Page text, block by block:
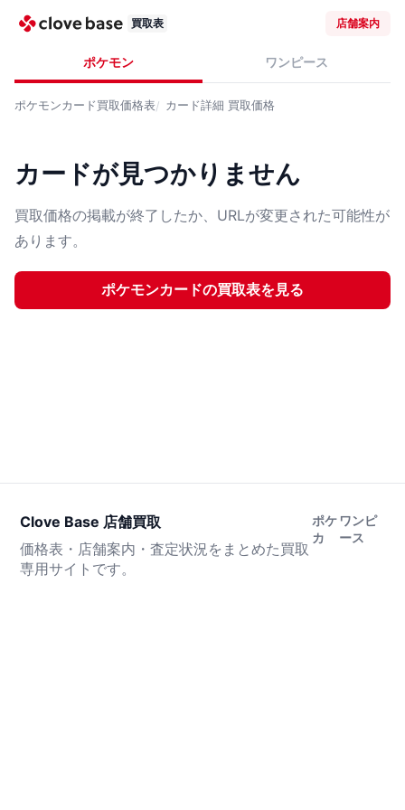
買取表 店舗案内
ポケモン ワンピース
ポケモンカード買取価格表 カード詳細 買取価格
カードが見つかりません
買取価格の掲載が終了したか、URLが変更された可能性が
あります。
ポケモンカードの買取表を見る
Clove Base 店舗買取
価格表・店舗案内・査定状況をまとめた買取
専用サイトです。
ポケ
カ
ワンピ
ース